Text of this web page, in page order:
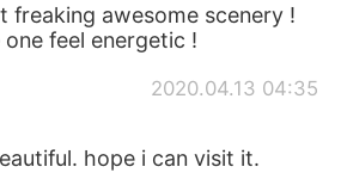
freaking awesome scenery !
feel energetic !
2020.04.13 04:35
hope i can visit it.